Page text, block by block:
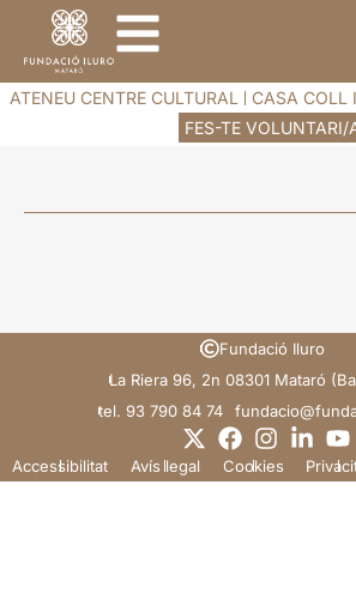
ATENEU CENTRE CULTURAL CASA COLL
FES-TE VOLUNTARI/
Fundació Iluro
La Riera 96, 2n 08301 Mataró
tel. 93 790 84 74
@oicadnuf
Accessibilitat Avís legal Cookies